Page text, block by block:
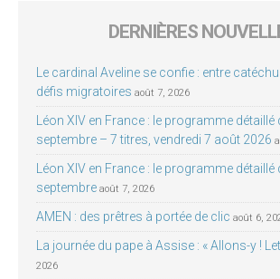
DERNIÈRES
Le cardinal Aveline se confie : entre
défis migratoires août 7, 2026
Léon XIV en France : le programme détaillé
septembre – 7 titres, vendredi 7 août 2026
Léon XIV en France : le programme détaillé
septembre août 7, 2026
AMEN : des prêtres à portée de clic août 6,
La journée du pape à Assise : « Allons-y !
2026